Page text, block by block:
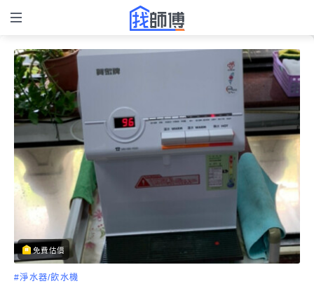
免費估價
#淨水器/飲水機